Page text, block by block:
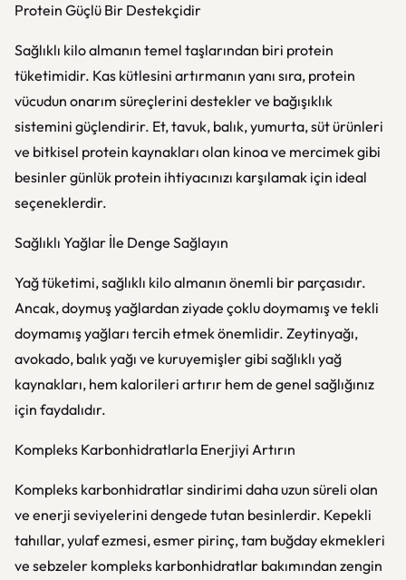
Protein Güçlü Bir Destekçidir
Sağlıklı kilo almanın temel taşlarından biri protein
tüketimidir. Kas kütlesini artırmanın yanı sıra, protein
vücudun onarım süreçlerini destekler ve bağışıklık
sistemini güçlendirir. Et, tavuk, balık, yumurta, süt ürünleri
ve bitkisel protein kaynakları olan kinoa ve mercimek gibi
besinler günlük protein ihtiyacınızı karşılamak için ideal
seçeneklerdir.
Sağlıklı Yağlar İle Denge Sağlayın
Yağ tüketimi, sağlıklı kilo almanın önemli bir parçasıdır.
Ancak, doymuş yağlardan ziyade çoklu doymamış ve tekli
doymamış yağları tercih etmek önemlidir. Zeytinyağı,
avokado, balık yağı ve kuruyemişler gibi sağlıklı yağ
kaynakları, hem kalorileri artırır hem de genel sağlığınız
için faydalıdır.
Kompleks Karbonhidratlarla Enerjiyi Artırın
Kompleks karbonhidratlar sindirimi daha uzun süreli olan
ve enerji seviyelerini dengede tutan besinlerdir. Kepekli
tahıllar, yulaf ezmesi, esmer pirinç, tam buğday ekmekleri
ve sebzeler kompleks karbonhidratlar bakımından zengin